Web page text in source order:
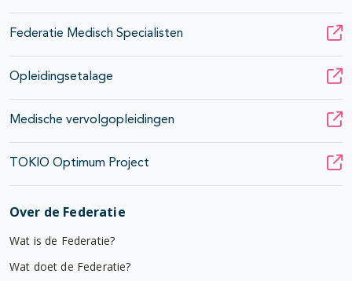
Federatie Medisch Specialisten
Opleidingsetalage
Medische vervolgopleidingen
TOKIO Optimum Project
Over de Federatie
Wat is de Federatie?
Wat doet de Federatie?